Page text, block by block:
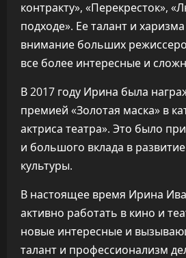
контракту», «Перекресток»,
подходе». Ее талант и
внимание больших
все более интересные и
В 2017 году Ирина была
премией «Золотая маска» в
актриса театра». Это было
и большого вклада в
культуры.
В настоящее время Ирина
активно работать в кино и
новые интересные и
талант и профессионализм